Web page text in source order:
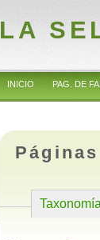
LA
INICIO PAG. DE
Taxonomía